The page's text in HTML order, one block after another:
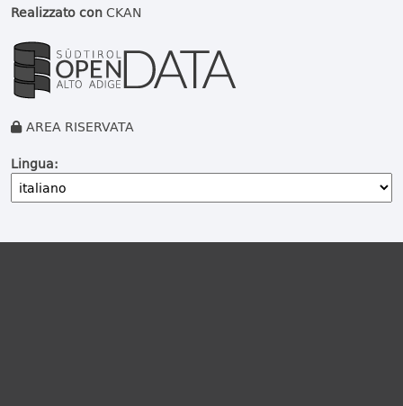
Realizzato conCKAN
AREA RISERVATA
Lingua